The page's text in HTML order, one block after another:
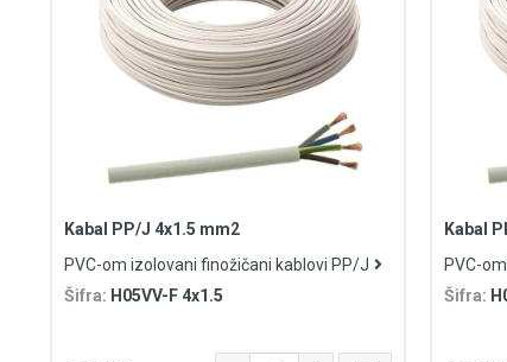
Kabal PP/J 4x1.5 mm2
PVC-om izolovani finožičani kablovi PP/J
Šifra: H05VV-F 4x1.5
Kabal
PVC-
Šifra: